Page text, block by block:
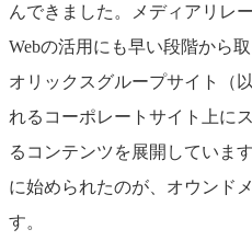
んできました。メディアリレ
Webの活用にも早い段階から
オリックスグループサイト（
れるコーポレートサイト上に
るコンテンツを展開していま
に始められたのが、オウンド
す。